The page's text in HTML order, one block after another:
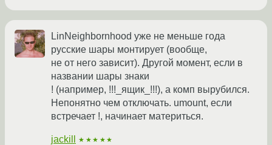
LinNeighbornhood уже не меньше года
русские шары монтирует (вообще,
не от него зависит). Другой момент, если в
названии шары знаки
! (например, !!!_ящик_!!!), а комп вырубился.
Непонятно чем отключать. umount, если
встречает !, начинает материться.
jackill ★★★★★